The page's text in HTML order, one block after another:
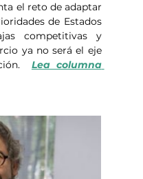
el reto de adaptar
de Estados
competitivas y
ya no será el eje
Lea columna